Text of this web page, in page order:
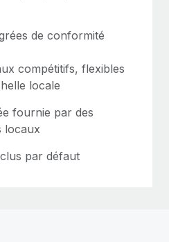
de conformité
compétitifs, flexibles
locale
fournie par des
locaux
par défaut